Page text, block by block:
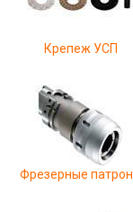
Крепеж УСП
Фрезерные